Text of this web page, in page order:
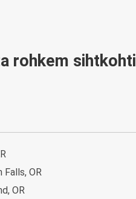
rohkem sihtkohti
Falls, OR
OR